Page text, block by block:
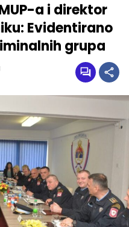
a i direktor
Evidentirano
grupa